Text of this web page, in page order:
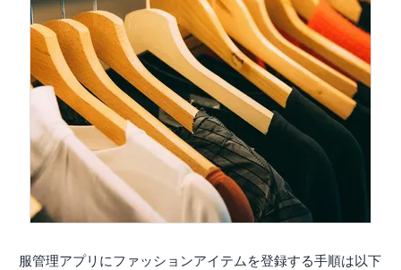
服管理アプリにファッションアイテムを登録する手順は以下